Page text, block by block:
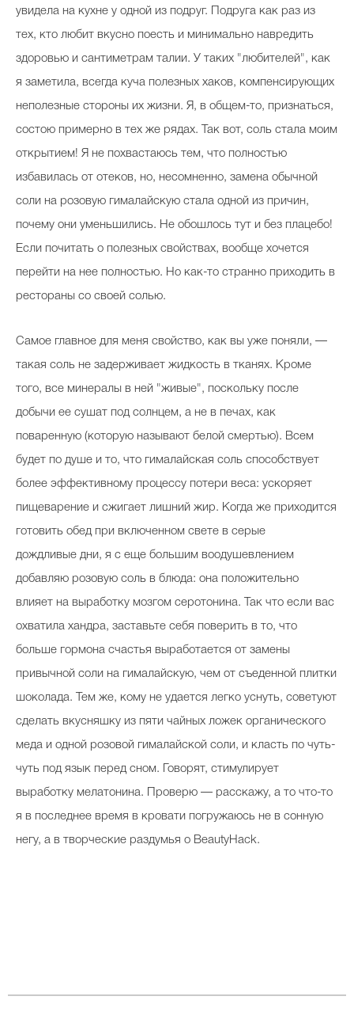
Celebrity дня
Beauty- битвы
Тесты
увидела на кухне у одной из подруг. Подруга как раз из
тех, кто любит вкусно поесть и минимально навредить
здоровью и сантиметрам талии. У таких "любителей", как
я заметила, всегда куча полезных хаков, компенсирующих
неполезные стороны их жизни. Я, в общем-то, признаться,
состою примерно в тех же рядах. Так вот, соль стала моим
открытием! Я не похвастаюсь тем, что полностью
избавилась от отеков, но, несомненно, замена обычной
соли на розовую гималайскую стала одной из причин,
почему они уменьшились. Не обошлось тут и без плацебо!
Если почитать о полезных свойствах, вообще хочется
перейти на нее полностью. Но как-то странно приходить в
рестораны со своей солью.
Самое главное для меня свойство, как вы уже поняли, —
такая соль не задерживает жидкость в тканях. Кроме
того, все минералы в ней "живые", поскольку после
добычи ее сушат под солнцем, а не в печах, как
поваренную (которую называют белой смертью). Всем
будет по душе и то, что гималайская соль способствует
более эффективному процессу потери веса: ускоряет
пищеварение и сжигает лишний жир. Когда же приходится
готовить обед при включенном свете в серые
дождливые дни, я с еще большим воодушевлением
добавляю розовую соль в блюда: она положительно
влияет на выработку мозгом серотонина. Так что если вас
охватила хандра, заставьте себя поверить в то, что
больше гормона счастья выработается от замены
привычной соли на гималайскую, чем от съеденной плитки
шоколада. Тем же, кому не удается легко уснуть, советуют
сделать вкусняшку из пяти чайных ложек органического
меда и одной розовой гималайской соли, и класть по чуть-
чуть под язык перед сном. Говорят, стимулирует
выработку мелатонина. Проверю — расскажу, а то что-то
я в последнее время в кровати погружаюсь не в сонную
негу, а в творческие раздумья о BeautyHack.